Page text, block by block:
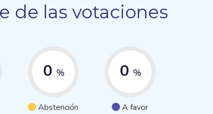
de las votaciones
0 %
Abstención
0 %
A favor